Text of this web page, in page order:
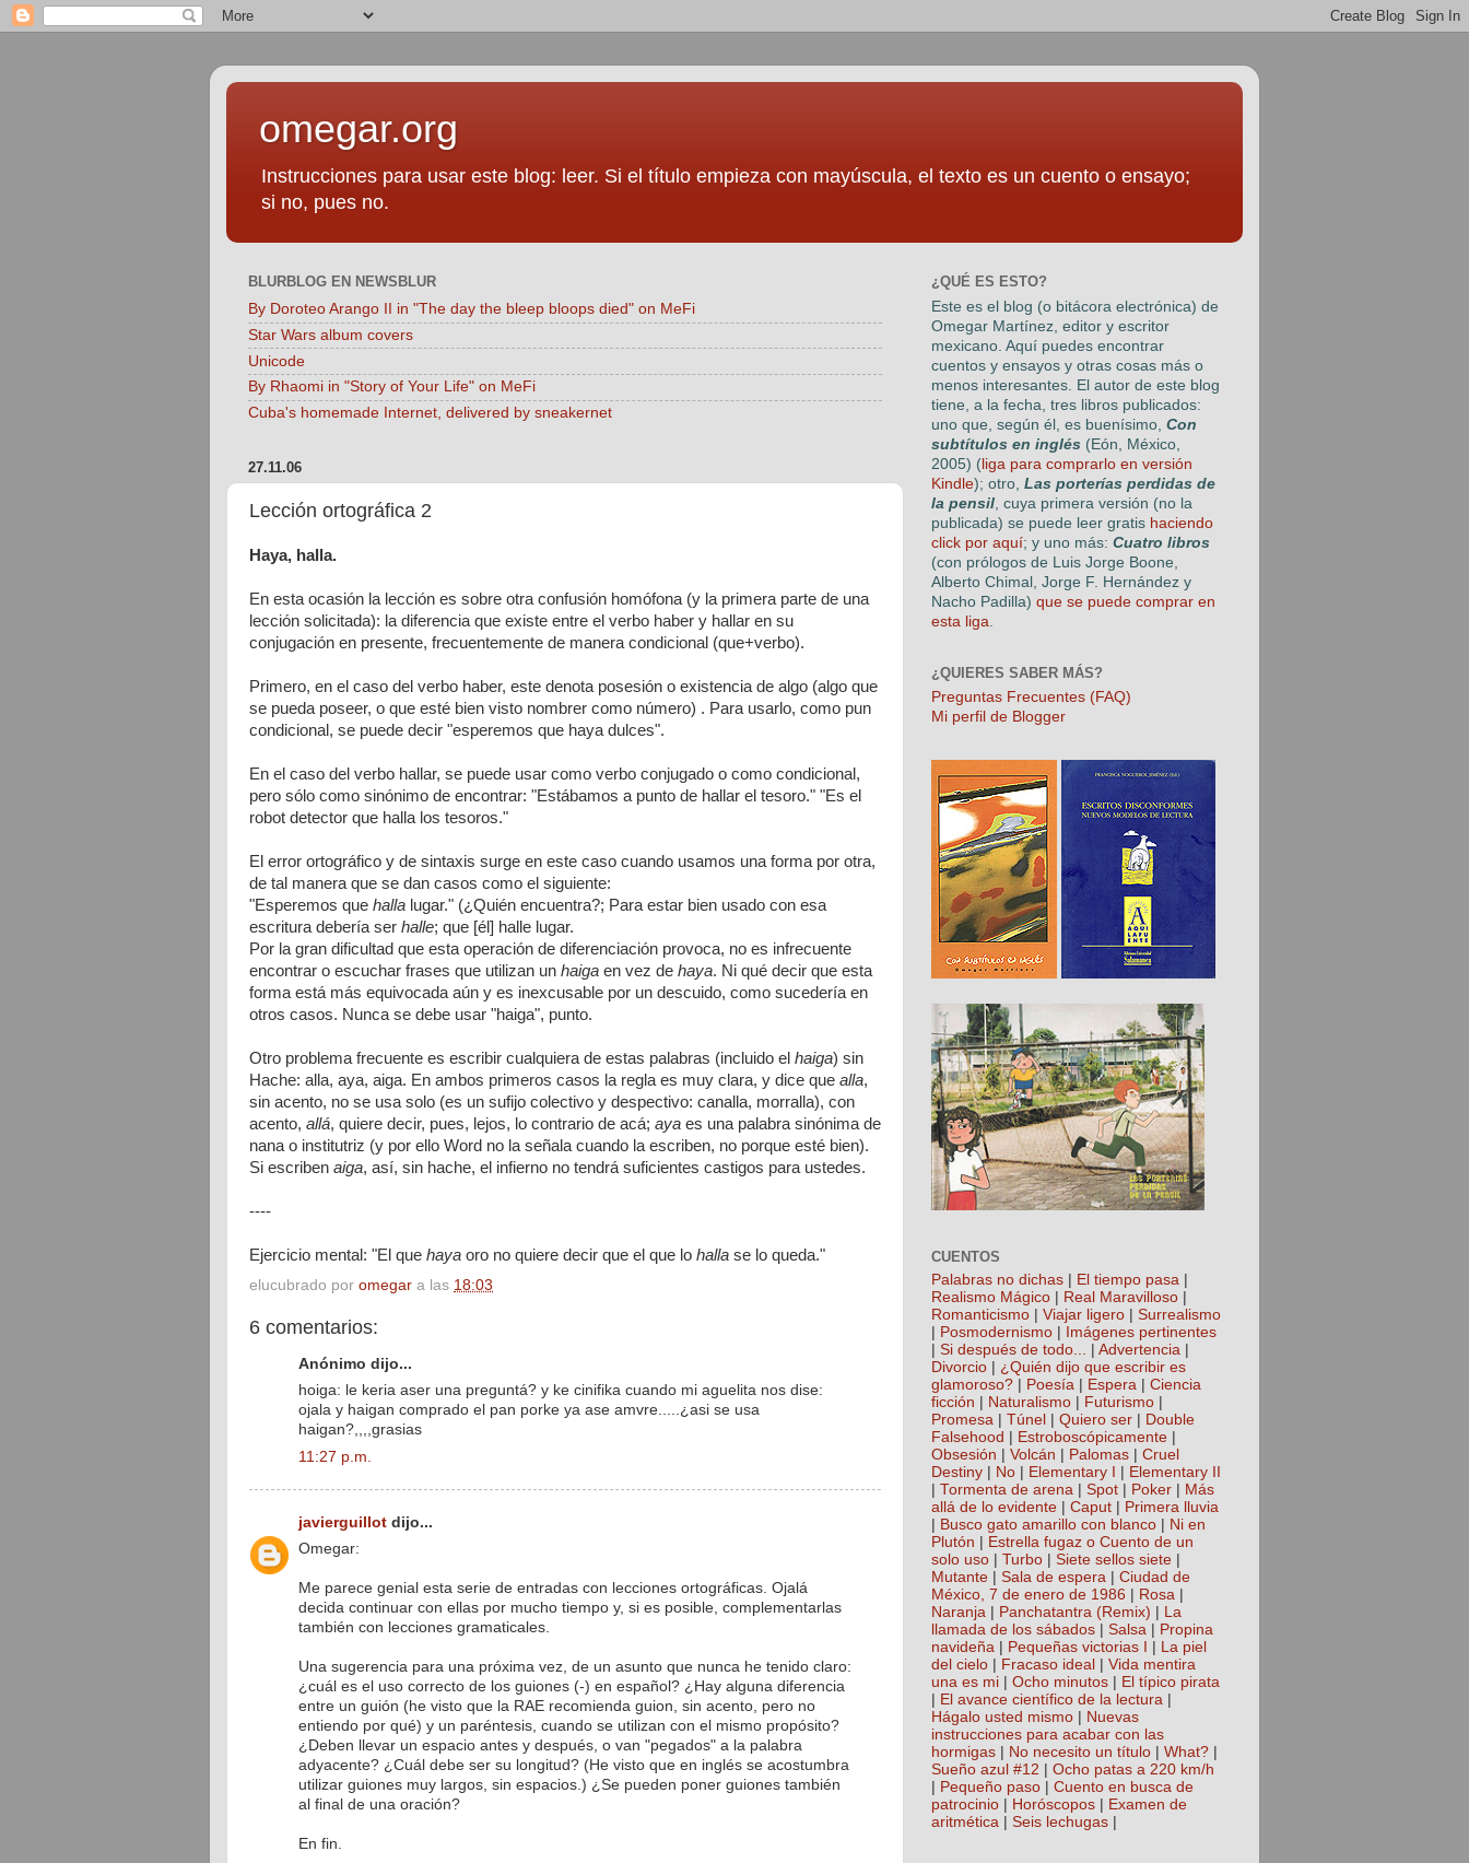
omegar.org
Instrucciones para usar este blog: leer. Si el título empieza con mayúscula, el texto es un cuento o ensayo;
si no, pues no.
BLURBLOG EN NEWSBLUR
By Doroteo Arango II in "The day the bleep bloops died" on MeFi
Star Wars album covers
Unicode
By Rhaomi in "Story of Your Life" on MeFi
Cuba's homemade Internet, delivered by sneakernet
27.11.06
Lección ortográfica 2
Haya, halla.
En esta ocasión la lección es sobre otra confusión homófona (y la primera parte de una
lección solicitada): la diferencia que existe entre el verbo haber y hallar en su
conjugación en presente, frecuentemente de manera condicional (que+verbo).
Primero, en el caso del verbo haber, este denota posesión o existencia de algo (algo que
se pueda poseer, o que esté bien visto nombrer como número) . Para usarlo, como pun
condicional, se puede decir "esperemos que haya dulces".
En el caso del verbo hallar, se puede usar como verbo conjugado o como condicional,
pero sólo como sinónimo de encontrar: "Estábamos a punto de hallar el tesoro." "Es el
robot detector que halla los tesoros."
El error ortográfico y de sintaxis surge en este caso cuando usamos una forma por otra,
de tal manera que se dan casos como el siguiente:
"Esperemos que halla lugar." (¿Quién encuentra?; Para estar bien usado con esa
escritura debería ser halle; que [él] halle lugar.
Por la gran dificultad que esta operación de diferenciación provoca, no es infrecuente
encontrar o escuchar frases que utilizan un haiga en vez de haya. Ni qué decir que esta
forma está más equivocada aún y es inexcusable por un descuido, como sucedería en
otros casos. Nunca se debe usar "haiga", punto.
Otro problema frecuente es escribir cualquiera de estas palabras (incluido el haiga) sin
Hache: alla, aya, aiga. En ambos primeros casos la regla es muy clara, y dice que alla,
sin acento, no se usa solo (es un sufijo colectivo y despectivo: canalla, morralla), con
acento, allá, quiere decir, pues, lejos, lo contrario de acá; aya es una palabra sinónima de
nana o institutriz (y por ello Word no la señala cuando la escriben, no porque esté bien).
Si escriben aiga, así, sin hache, el infierno no tendrá suficientes castigos para ustedes.
----
Ejercicio mental: "El que haya oro no quiere decir que el que lo halla se lo queda."
elucubrado por omegar a las 18:03
6 comentarios:
Anónimo dijo...
hoiga: le keria aser una preguntá? y ke cinifika cuando mi aguelita nos dise:
ojala y haigan comprado el pan porke ya ase amvre.....¿asi se usa
haigan?,,,,grasias
11:27 p.m.
javierguillot dijo...
Omegar:
Me parece genial esta serie de entradas con lecciones ortográficas. Ojalá
decida continuar con ellas por mucho tiempo y, si es posible, complementarlas
también con lecciones gramaticales.
Una sugerencia para una próxima vez, de un asunto que nunca he tenido claro:
¿cuál es el uso correcto de los guiones (-) en español? ¿Hay alguna diferencia
entre un guión (he visto que la RAE recomienda guion, sin acento, pero no
entiendo por qué) y un paréntesis, cuando se utilizan con el mismo propósito?
¿Deben llevar un espacio antes y después, o van "pegados" a la palabra
adyacente? ¿Cuál debe ser su longitud? (He visto que en inglés se acostumbra
utilizar guiones muy largos, sin espacios.) ¿Se pueden poner guiones también
al final de una oración?
En fin.
¿QUÉ ES ESTO?
Este es el blog (o bitácora electrónica) de
Omegar Martínez , editor y escritor
mexicano. Aquí puedes encontrar
cuentos y ensayos y otras cosas más o
menos interesantes. El autor de este blog
tiene, a la fecha, tres libros publicados:
uno que, según él, es buenísimo, Con
subtítulos en inglés (Eón, México,
2005) ( liga para comprarlo en versión
Kindle); otro, Las porterías perdidas de
la pensil , cuya primera versión (no la
publicada) se puede leer gratis haciendo
click por aquí; y uno más: Cuatro libros
(con prólogos de Luis Jorge Boone,
Alberto Chimal, Jorge F. Hernández y
Nacho Padilla) que se puede comprar en
esta liga
¿QUIERES SABER MÁS?
Preguntas Frecuentes (FAQ)
Mi perfil de Blogger
CUENTOS
Palabras no dichas
El tiempo pasa
Realismo Mágico
Real Maravilloso
Romanticismo
Viajar ligero
Surrealismo
Posmodernismo
Imágenes pertinentes
Si después de todo... Advertencia
Divorcio
¿Quién dijo que escribir es
glamoroso?
Poesía Espera
Ciencia
ficción
Naturalismo Futurismo
Promesa
Túnel Quiero ser
Double
Falsehood
Estroboscópicamente
Obsesión
Volcán Palomas
Cruel
Destiny
No Elementary I
Elementary II
Tormenta de arena Spot Poker
Más
allá de lo evidente
Caput
Primera lluvia
Busco gato amarillo con blanco
Ni en
Plutón
Estrella fugaz o Cuento de un
solo uso
Turbo Siete sellos siete
Mutante
Sala de espera
Ciudad de
México, 7 de enero de 1986
Rosa
Naranja
Panchatantra (Remix)
La
llamada de los sábados
Salsa
Propina
navideña
Pequeñas victorias I
La piel
del cielo
Fracaso ideal
Vida mentira
una es mi
Ocho minutos
El típico pirata
El avance científico de la lectura
Hágalo usted mismo
Nuevas
instrucciones para acabar con las
hormigas
No necesito un título What?
Sueño azul #12
Ocho patas a 220 km/h
Pequeño paso
Cuento en busca de
patrocinio
Horóscopos
Examen de
aritmética
Seis lechugas